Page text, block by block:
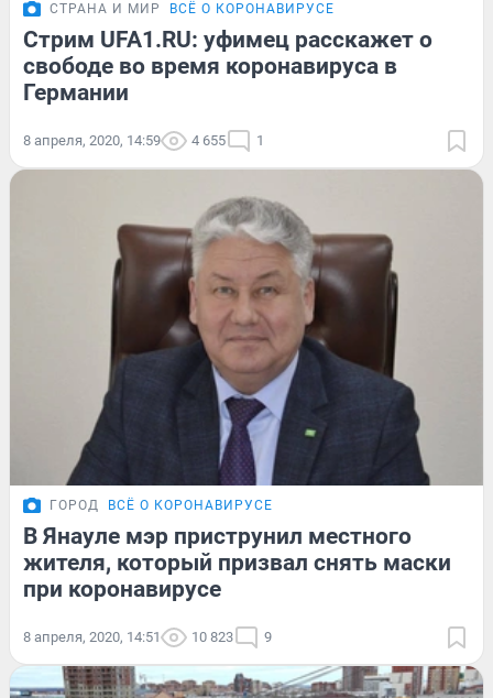
СТРАНА И МИР ВСЁ О КОРОНАВИРУСЕ
Стрим UFA1.RU: уфимец расскажет о
свободе во время коронавируса в
Германии
8 апреля, 2020, 14:59 4 655 1
ГОРОД ВСЁ О КОРОНАВИРУСЕ
В Янауле мэр приструнил местного
жителя, который призвал снять маски
при коронавирусе
8 апреля, 2020, 14:51 10 823 9